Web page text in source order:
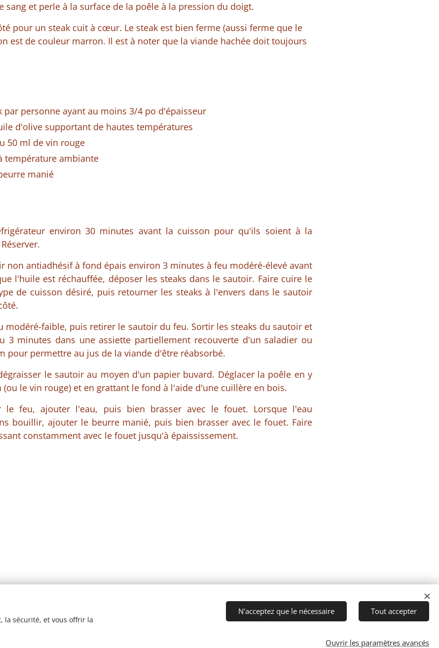
sang et perle à la surface de la poêle à la pression du doigt.
pour un steak cuit à cœur. Le steak est bien ferme (aussi ferme que le
est de couleur marron. Il est à noter que la viande hachée doit toujours
par personne ayant au moins 3/4 po d'épaisseur
d'olive supportant de hautes températures
50 ml de vin rouge
température ambiante
manié
environ 30 minutes avant la cuisson pour qu'ils soient à la
non antiadhésif à fond épais environ 3 minutes à feu modéré-élevé avant
l'huile est réchauffée, déposer les steaks dans le sautoir. Faire cuire le
de cuisson désiré, puis retourner les steaks à l'envers dans le sautoir
modéré-faible, puis retirer le sautoir du feu. Sortir les steaks du sautoir et
3 minutes dans une assiette partiellement recouverte d'un saladier ou
pour permettre au jus de la viande d'être réabsorbé.
le sautoir au moyen d'un papier buvard. Déglacer la poêle en y
le vin rouge) et en grattant le fond à l'aide d'une cuillère en bois.
le feu, ajouter l'eau, puis bien brasser avec le fouet. Lorsque l'eau
bouillir, ajouter le beurre manié, puis bien brasser avec le fouet. Faire
constamment avec le fouet jusqu'à épaississement.
la sécurité, et vous offrir la
N'acceptez que le nécessaire Tout accepter
Ouvrir les paramètres avancés